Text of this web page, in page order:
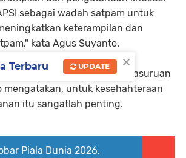
sebagai wadah satpam untuk
keterampilan dan
kata Agus Suyanto.
Ketua DPRD Kabupaten Pasuruan
mengatakan, untuk kesehahteraan
itu sangatlah penting.
Piala Dunia 2026,
×
Terbaru UPDATE